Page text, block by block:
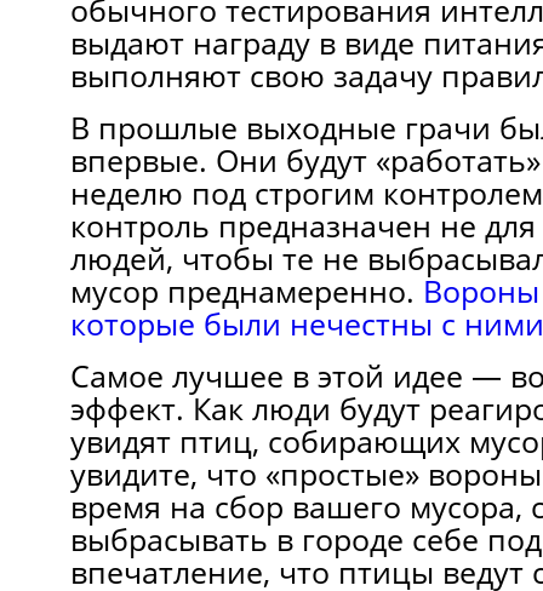
обычного тестирования
выдают награду в виде
выполняют свою задачу
В прошлые выходные грачи
впервые. Они будут
неделю под строгим
контроль предназначен не
людей, чтобы те не
мусор преднамеренно.
которые были нечестны с ними
Самое лучшее в этой идее —
эффект. Как люди будут
увидят птиц, собирающих
увидите, что «простые»
время на сбор вашего мусора,
выбрасывать в городе себе
впечатление, что птицы ведут